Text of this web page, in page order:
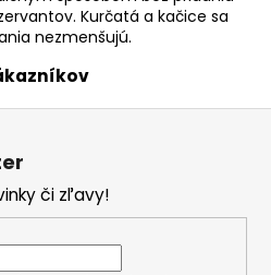
v
ý
p
i
Kurčatá a kačice sa
nezmenšujú.
či zľavy!